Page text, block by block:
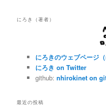
にろき（著者）
にろきのウェブページ
にろき on Twitter
github: nhirokinet on
最近の投稿